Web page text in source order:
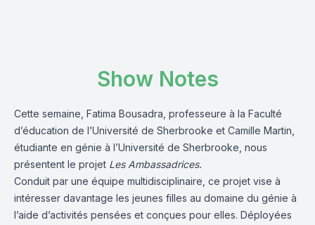
Show Notes
Cette semaine, Fatima Bousadra, professeure à la Faculté
d’éducation de l’Université de Sherbrooke et Camille Martin,
étudiante en génie à l’Université de Sherbrooke, nous
présentent le projet Les Ambassadrices.
Conduit par une équipe multidisciplinaire, ce projet vise à
intéresser davantage les jeunes filles au domaine du génie à
l’aide d’activités pensées et conçues pour elles. Déployées